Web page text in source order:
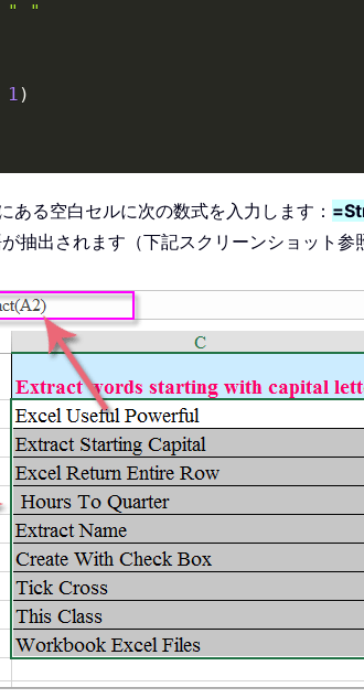
" "
1 )
る空白セルに次の数式を入力します：
抽出されます（下記スクリーンショット参